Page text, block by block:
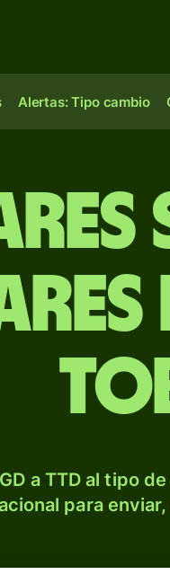
Alertas: Tipo cambio
a TTD al tipo
para